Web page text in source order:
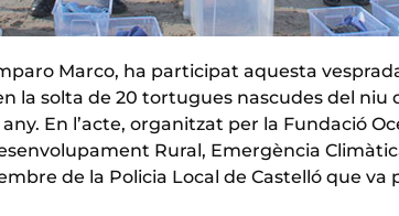
Marco, ha participat aquesta
la solta de 20 tortugues nascudes del niu
En l’acte, organitzat per la Fundació
Rural, Emergència
de la Policia Local de Castelló que